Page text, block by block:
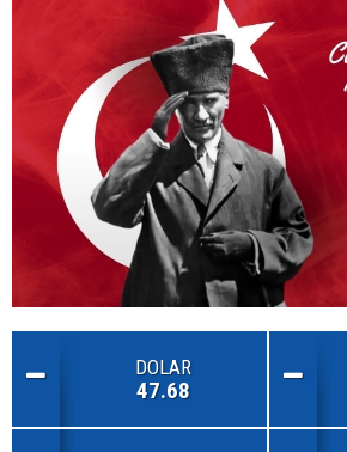
DOLAR
47.68